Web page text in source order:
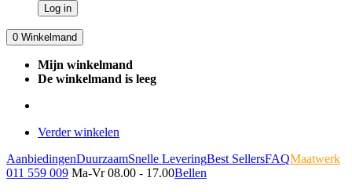
Log in
0 Winkelmand
Mijn winkelmand
De winkelmand is leeg
Verder winkelen
AanbiedingenDuurzaamSnelle LeveringBest SellersFAQMaatwerk
011 559 009 Ma-Vr 08.00 - 17.00Bellen